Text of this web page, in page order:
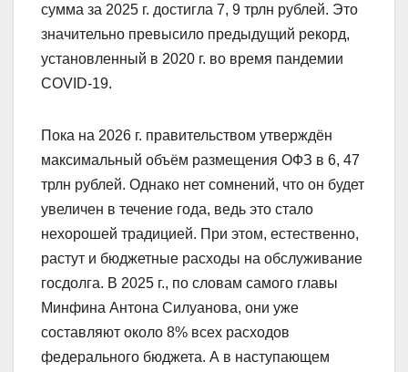
сумма за 2025 г. достигла 7, 9 трлн рублей. Это
значительно превысило предыдущий рекорд,
установленный в 2020 г. во время пандемии
COVID-19.
Пока на 2026 г. правительством утверждён
максимальный объём размещения ОФЗ в 6, 47
трлн рублей. Однако нет сомнений, что он будет
увеличен в течение года, ведь это стало
нехорошей традицией. При этом, естественно,
растут и бюджетные расходы на обслуживание
госдолга. В 2025 г., по словам самого главы
Минфина Антона Силуанова, они уже
составляют около 8% всех расходов
федерального бюджета. А в наступающем